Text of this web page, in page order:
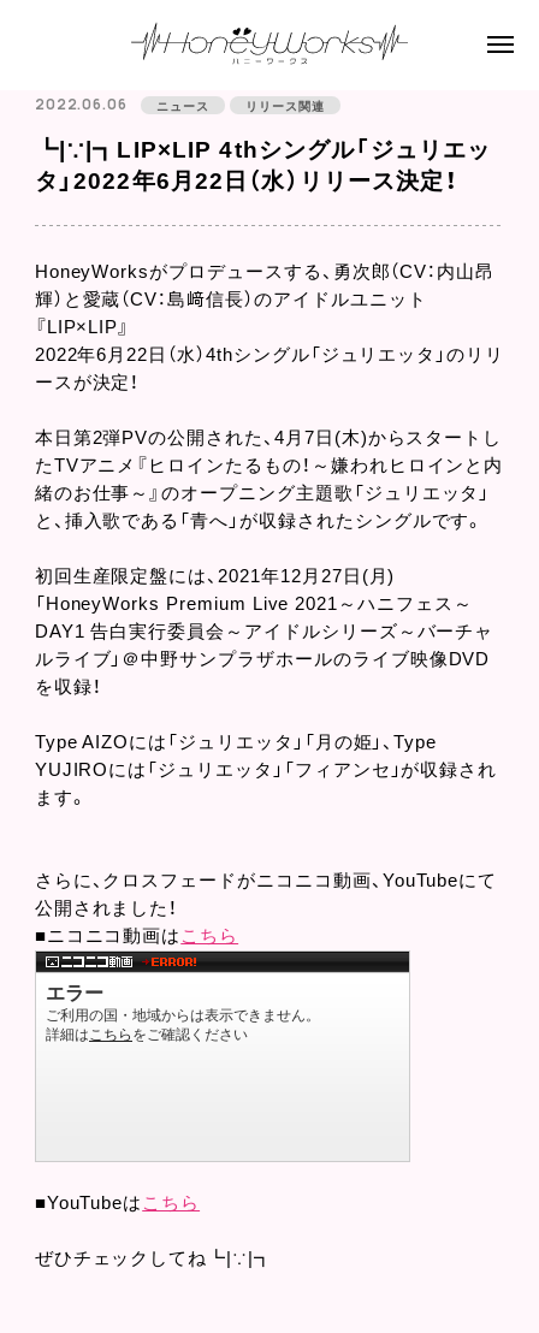
2022.06.06 ニュース リリース関連
┗|∵|┓LIP×LIP 4thシングル「ジュリエッ
タ」2022年6月22日（水）リリース決定！
HoneyWorksがプロデュースする、勇次郎（CV：内山昂
輝）と愛蔵（CV：島﨑信長）のアイドルユニット
『LIP×LIP』
2022年6月22日（水）4thシングル「ジュリエッタ」のリリ
ースが決定！
本日第2弾PVの公開された、4月7日(木)からスタートし
たTVアニメ『ヒロインたるもの！～嫌われヒロインと内
緒のお仕事～』のオープニング主題歌「ジュリエッタ」
と、挿入歌である「青へ」が収録されたシングルです。
初回生産限定盤には、2021年12月27日(月)
「HoneyWorks Premium Live 2021～ハニフェス～
DAY1 告白実行委員会～アイドルシリーズ～バーチャ
ルライブ」＠中野サンプラザホールのライブ映像DVD
を収録！
Type AIZOには「ジュリエッタ」「月の姫」、Type
YUJIROには「ジュリエッタ」「フィアンセ」が収録され
ます。
さらに、クロスフェードがニコニコ動画、YouTubeにて
公開されました！
■ニコニコ動画は こちら
■YouTubeは こちら
ぜひチェックしてね┗|∵|┓